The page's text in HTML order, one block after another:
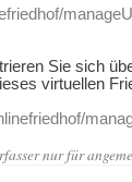
Sie sich
virtuellen
nur für